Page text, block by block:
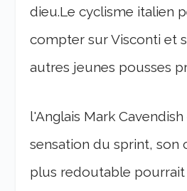
dieu.Le cyclisme italien
compter sur Visconti et
autres jeunes pousses
l'Anglais Mark
sensation du sprint, son
plus redoutable